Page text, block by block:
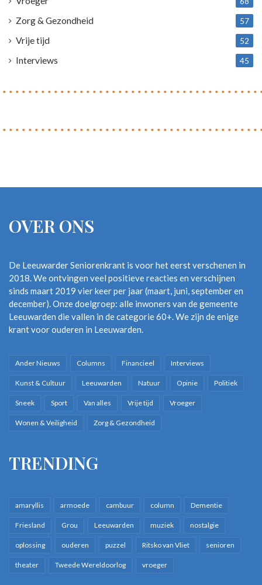
Zorg & Gezondheid 57
Vrije tijd 52
Interviews 45
OVER ONS
De Leeuwarder Seniorenkrant is voor het eerst verschenen in
2018. We ontvingen veel positieve reacties en verschijnen
sinds maart 2019 vier keer per jaar (maart, juni, september en
december). Onze doelgroep: alle inwoners van de gemeente
Leeuwarden die vallen in de categorie 60+. We zijn de enige
krant voor ouderen in Leeuwarden.
Ander Nieuws Columns Financieel Interviews
Kunst & Cultuur Leeuwarden Natuur Opinie Politiek
Sneek Sport Van alles Vrije tijd Vroeger
Wonen & Veiligheid Zorg & Gezondheid
TRENDING
amaryllis armoede cambuur column Dementie
Friesland Grou Leeuwarden muziek nostalgie
oplossing ouderen puzzel Ritsko van Vliet senioren
theater Tweede Wereldoorlog vroeger